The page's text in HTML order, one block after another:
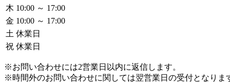
木 10:00 ～ 17:00
金 10:00 ～ 17:00
土 休業日
祝 休業日
※お問い合わせには2営業日以内に返信します。
※時間外のお問い合わせに関しては翌営業日の受付となりま